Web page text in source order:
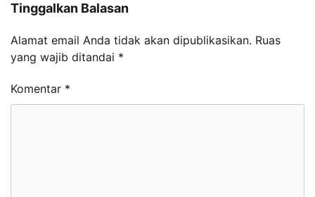
Tinggalkan Balasan
Alamat email Anda tidak akan dipublikasikan. Ruas
yang wajib ditandai *
Komentar *